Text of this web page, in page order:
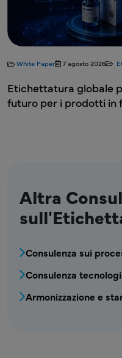
2026 Etichettatura
pronta per il
in fase di sviluppo
Altra
MPR -
Consulenza sui
Consulenza
Armonizzazione e